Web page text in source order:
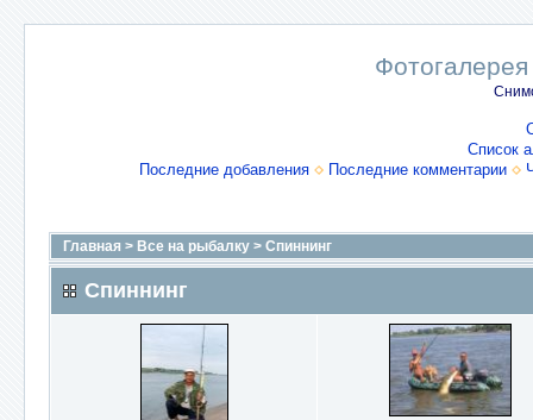
Список
Последние добавления
Последние комментарии
Главная > Все на рыбалку > Спиннинг
Спиннинг